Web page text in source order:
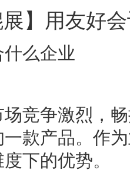
展】用友好
什么企业
竞争激烈，
款产品。作
下的优势。